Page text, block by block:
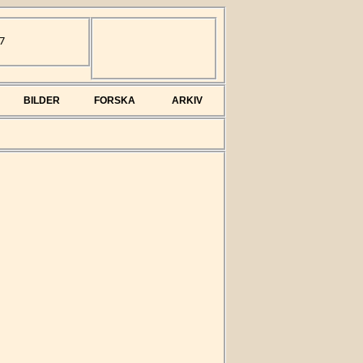
BILDER FORSKA ARKIV